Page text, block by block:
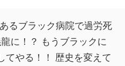
るブラック病院で過労死
に！？ もうブラックに
てやる！！ 歴史を変えて